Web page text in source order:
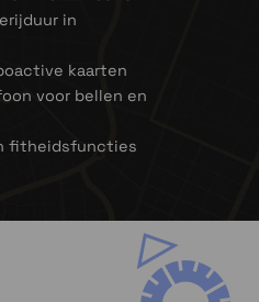
is geclassificeerd
knoppen,
en een
in
kaarten
voor bellen en
fitheidsfuncties